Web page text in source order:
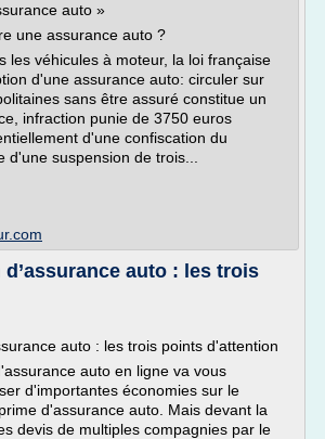
auto »
une assurance auto ?
les véhicules à moteur, la loi française
d'une assurance auto: circuler sur
sans être assuré constitue un
infraction punie de 3750 euros
d'une confiscation du
d'une suspension de trois...
auto : les trois
auto : les trois points d'attention
auto en ligne va vous
d'importantes économies sur le
d'assurance auto. Mais devant la
devis de multiples compagnies par le